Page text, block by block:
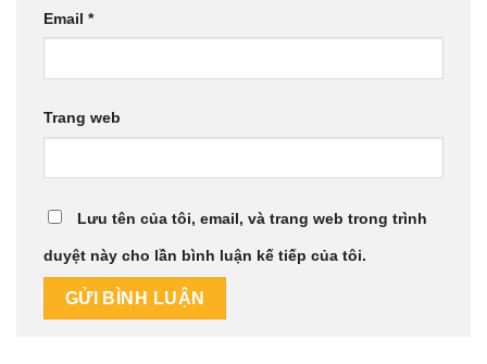
Email *
Trang web
Lưu tên của tôi, email, và trang web trong trình
duyệt này cho lần bình luận kế tiếp của tôi.